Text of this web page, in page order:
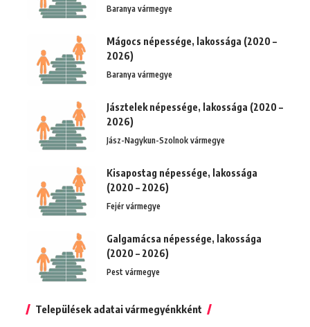
Baranya vármegye
Mágocs népessége, lakossága (2020 –
2026)
Baranya vármegye
Jásztelek népessége, lakossága (2020 –
2026)
Jász-Nagykun-Szolnok vármegye
Kisapostag népessége, lakossága
(2020 – 2026)
Fejér vármegye
Galgamácsa népessége, lakossága
(2020 – 2026)
Pest vármegye
Települések adatai vármegyénkként